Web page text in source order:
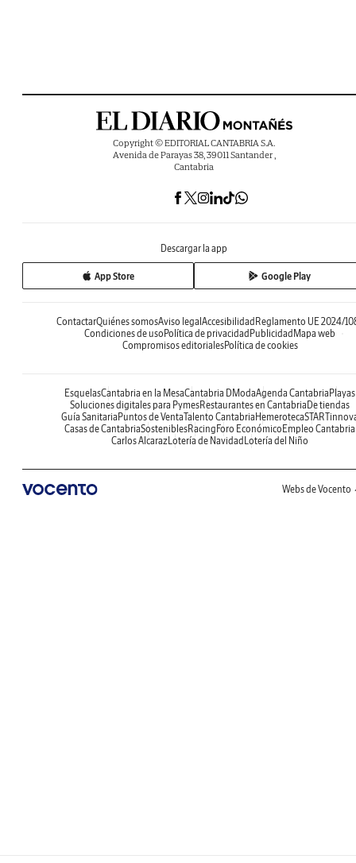
Copyright © EDITORIAL CANTABRIA S.A.
Avenida de Parayas 38, 39011 Santander ,
Cantabria
Descargar la app
App Store Google Play
ContactarQuiénes somosAviso legal Accesibilidad Reglamento UE 2024/
Condiciones de uso Política de privacidad Publicidad Mapa web
Compromisos editorialesPolítica de cookies
EsquelasCantabria en la MesaCantabria DModaAgenda Cantabria Playas
Soluciones digitales para PymesRestaurantes en Cantabria De tiendas
Guía Sanitaria Puntos de VentaTalento Cantabria Hemeroteca
Casas de CantabriaSosteniblesRacing Foro Económico Empleo Cantabria
Carlos AlcarazLotería de Navidad Lotería del Niño
Webs de Vocento